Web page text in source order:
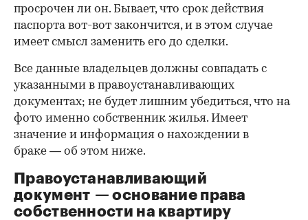
просрочен ли он. Бывает, что срок действия
паспорта вот-вот закончится, и в этом случае
имеет смысл заменить его до сделки.
00:00 / 00:00
Все данные владельцев должны совпадать с
указанными в правоустанавливающих
документах; не будет лишним убедиться, что на
фото именно собственник жилья. Имеет
значение и информация о нахождении в
браке — об этом ниже.
Правоустанавливающий
документ — основание права
собственности на квартиру